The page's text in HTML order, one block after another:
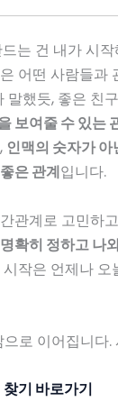
는 건 내가 시
어떤 사람들과
말했듯, 좋은 친
보여줄 수 있는
인맥의 숫자가
은 관계입니다.
관계로 고민하
확히 정하고 나
시작은 언제나 오
로 이어집니다.
기 바로가기